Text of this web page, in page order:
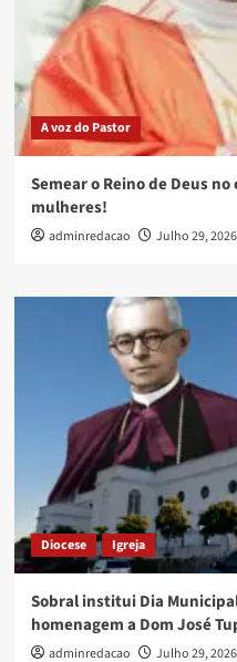
A voz do Pastor
Semear o Reino de Deus
mulheres!
adminredacao Julho 29, 2026
Diocese Igreja
Sobral institui Dia
homenagem a Dom José
adminredacao Julho 29, 2026